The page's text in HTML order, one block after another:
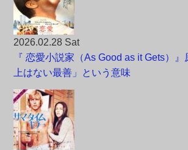
2026.02.28 Sat
『 恋愛小説家（As Good as it Gets）
上はない最善」という意味